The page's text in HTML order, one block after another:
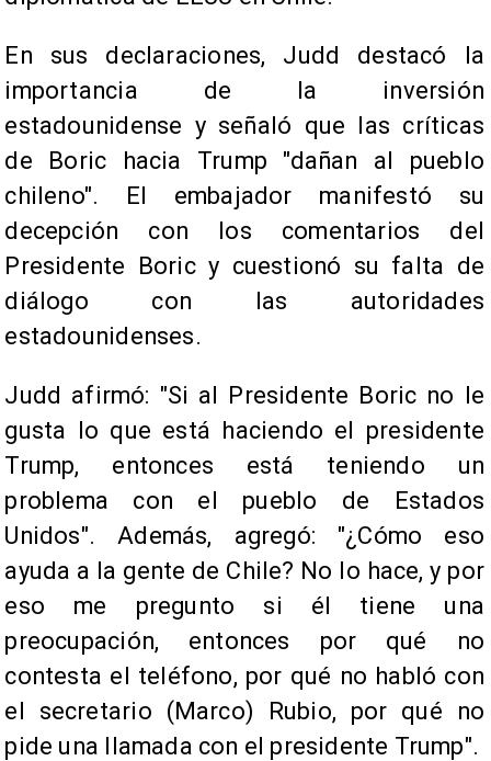
En sus declaraciones, Judd destacó la
importancia de la inversión
estadounidense y señaló que las críticas
de Boric hacia Trump "dañan al pueblo
chileno". El embajador manifestó su
decepción con los comentarios del
Presidente Boric y cuestionó su falta de
diálogo con las autoridades
estadounidenses.
Judd afirmó: "Si al Presidente Boric no le
gusta lo que está haciendo el presidente
Trump, entonces está teniendo un
problema con el pueblo de Estados
Unidos". Además, agregó: "¿Cómo eso
ayuda a la gente de Chile? No lo hace, y por
eso me pregunto si él tiene una
preocupación, entonces por qué no
contesta el teléfono, por qué no habló con
el secretario (Marco) Rubio, por qué no
pide una llamada con el presidente Trump".